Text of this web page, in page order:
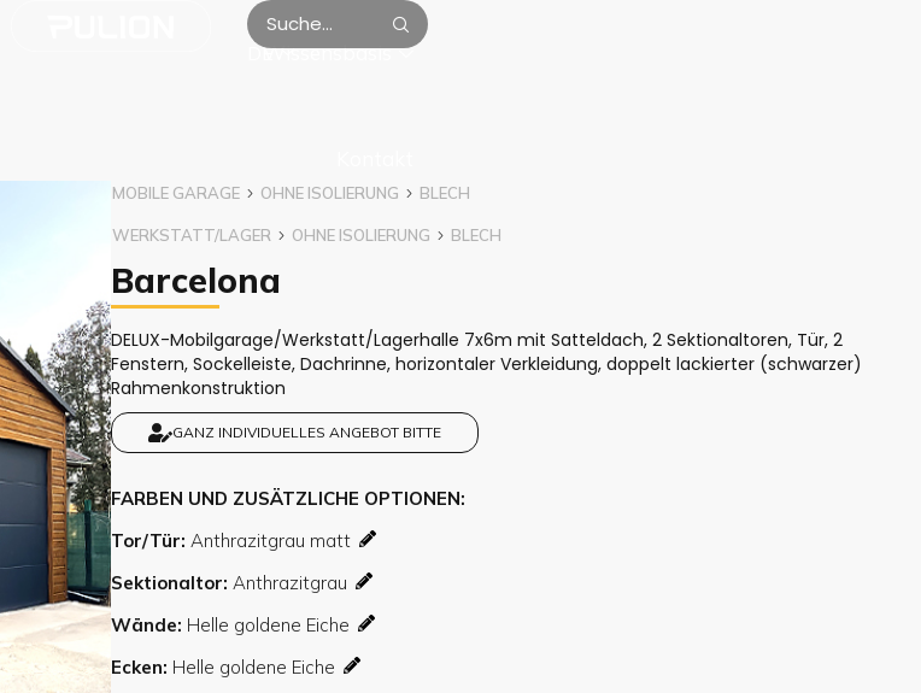
Wissensbasis
DE
MOBILE GARAGE OHNE ISOLIERUNG BLECH
WERKSTATT/LAGER OHNE ISOLIERUNG BLECH
Barcelona
DELUX-Mobilgarage/Werkstatt/Lagerhalle 7x6m mit Satteldach, 2 Sektionaltoren, Tür, 2
Fenstern, Sockelleiste, Dachrinne, horizontaler Verkleidung, doppelt lackierter (schwarzer)
Rahmenkonstruktion
GANZ INDIVIDUELLES ANGEBOT BITTE
FARBEN UND ZUSÄTZLICHE OPTIONEN
Tor/Tür
Sektionaltor
Wände
Ecken